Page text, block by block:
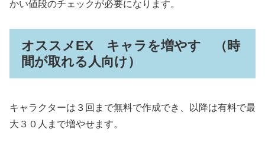
かい値段のチェックが必要になります。
オススメEX キャラを増やす （時
間が取れる人向け）
キャラクターは３回まで無料で作成でき、以降は有料で最
大３０人まで増やせます。